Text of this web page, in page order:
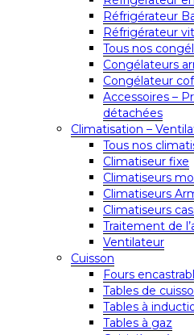
Réfrigérateur
Réfrigérateur
Tous nos
Congélateurs
Congélateur
Accessoires –
détachées
Climatisation –
Tous nos
Climatiseur fixe
Climatiseurs
Climatiseurs
Climatiseurs
Traitement de
Ventilateur
Cuisson
Fours
Tables de
Tables à
Tables à gaz